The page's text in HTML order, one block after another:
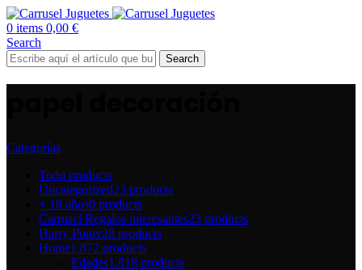
0 items 0,00 €
Search
Search
Categorías
Todo products
Uncategorized23 products
+ 18 años0 products
Carrusel Regalos interesantes23 products
Harry Potter28 products
Home1.872 products
Edades1.818 products